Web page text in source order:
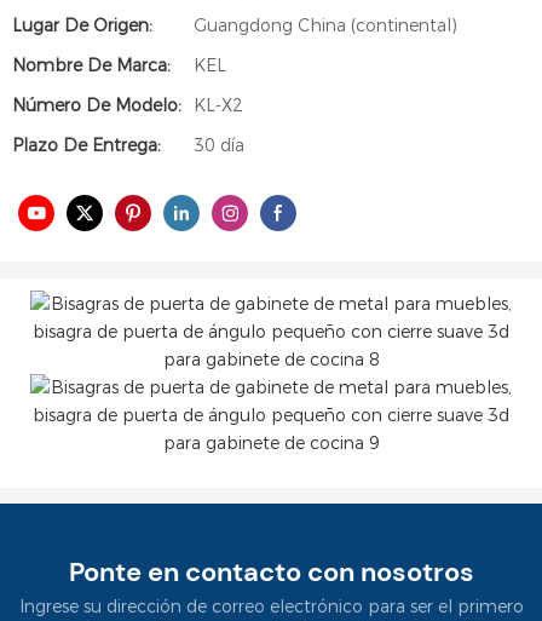
Lugar De Origen:
Guangdong China (continental)
Nombre De Marca:
KEL
Número De Modelo:
KL-X2
Plazo De Entrega:
30 día
Ponte en contacto con nosotros
Ingrese su dirección de correo electrónico para ser el primero